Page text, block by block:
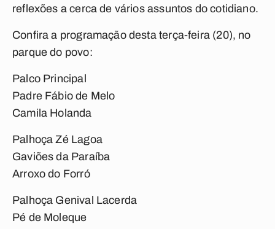
reflexões a cerca de vários assuntos do cotidiano.
Confira a programação desta terça-feira (20), no
parque do povo:
Palco Principal
Padre Fábio de Melo
Camila Holanda
Palhoça Zé Lagoa
Gaviões da Paraíba
Arroxo do Forró
Palhoça Genival Lacerda
Pé de Moleque